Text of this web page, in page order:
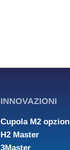
INNOVAZIONI
Cupola M2
H2 Master
3Master